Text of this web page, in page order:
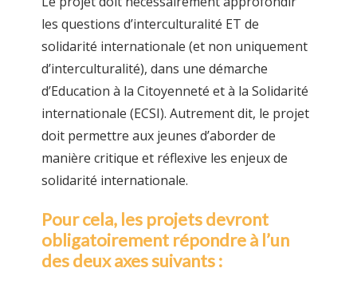
les questions d’interculturalité ET de
solidarité internationale (et non uniquement
d’interculturalité), dans une démarche
d’Education à la Citoyenneté et à la Solidarité
internationale (ECSI). Autrement dit, le projet
doit permettre aux jeunes d’aborder de
manière critique et réflexive les enjeux de
solidarité internationale.
Pour cela, les projets devront
obligatoirement répondre à l’un
des deux axes suivants :